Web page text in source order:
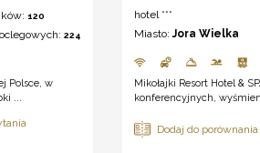
120
224
Polsce, w
...
hotel ***
Miasto:Jora Wielka
Mikołajki Resort Hotel &
konferencyjnych,